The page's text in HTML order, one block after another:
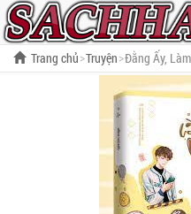
Trang chủ Truyện Đằng Ấy,